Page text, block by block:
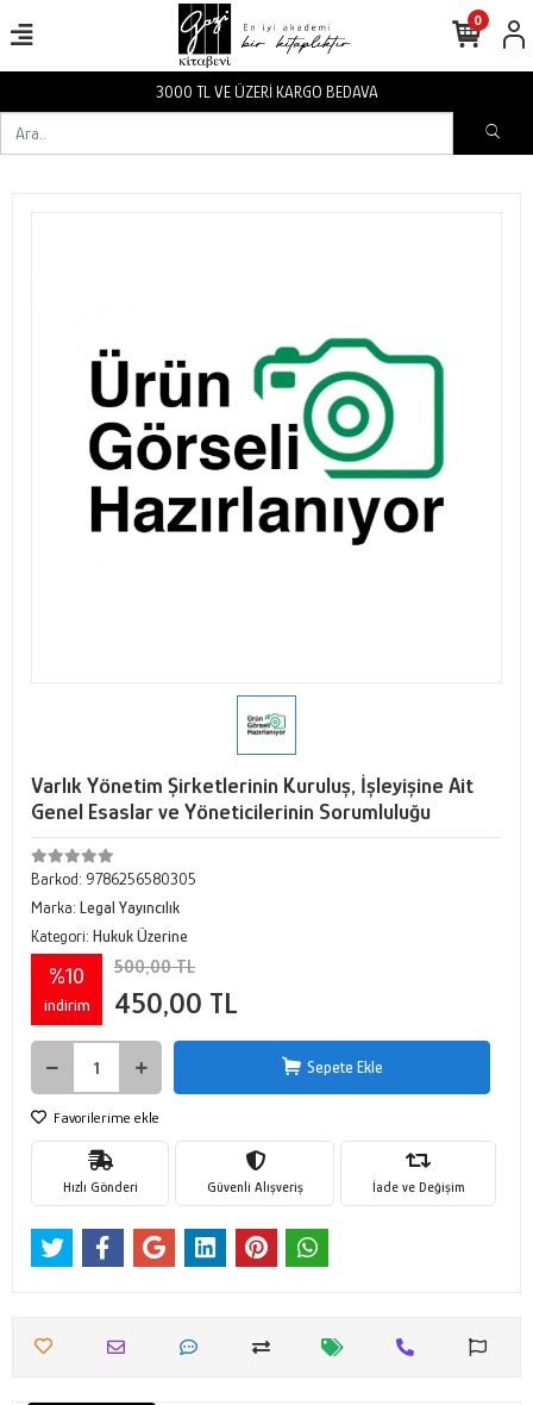
3000 TL VE ÜZERİ KARGO BEDAVA
0
Varlık Yönetim Şirketlerinin Kuruluş, İşleyişine Ait
Genel Esaslar ve Yöneticilerinin Sorumluluğu
Barkod: 9786256580305
Marka: Legal Yayıncılık
Kategori: Hukuk Üzerine
%10
indirim
500,00 TL
450,00 TL
Sepete Ekle
Favorilerime ekle
Hızlı Gönderi Güvenli Alışveriş İade ve Değişim